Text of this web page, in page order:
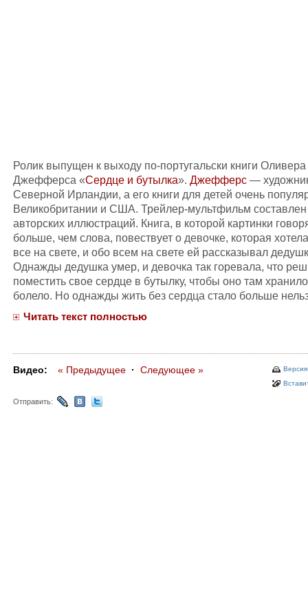
Ролик выпущен к выходу по-португальски книги Оливера
Джефферса «Сердце и бутылка». Джефферс —
Северной Ирландии, а его книги для детей очень
Великобритании и США. Трейлер-мультфильм составлен
авторских иллюстраций. Книга, в которой картинки
больше, чем слова, повествует о девочке, которая
все на свете, и обо всем на свете ей рассказывал
Однажды дедушка умер, и девочка так горевала, что
поместить свое сердце в бутылку, чтобы оно там
болело. Но однажды жить без сердца стало больше
Читать текст полностью
Отправить:
Видео: « Предыдущее · Следующее »